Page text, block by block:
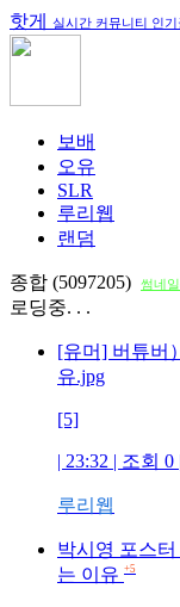
핫게 실시간 커뮤니티 인기
보배
오유
SLR
루리웹
랜덤
종합 (5097205) 썸네
로딩중. . .
[유머] 버튜버
유.jpg
[5]
| 23:32 | 조회 0
루리웹
박시영 포스
는 이유 +5